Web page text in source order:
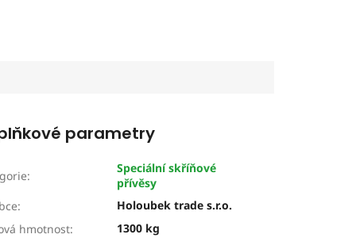
parametry
:
Speciální skříňové
přívěsy
:
Holoubek trade s.r.o.
hmotnost:
1300 kg